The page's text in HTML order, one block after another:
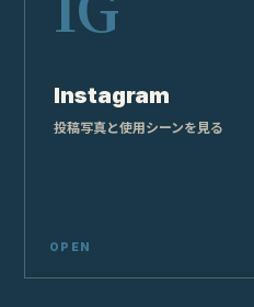
Instagram
投稿写真と使用シーンを見る